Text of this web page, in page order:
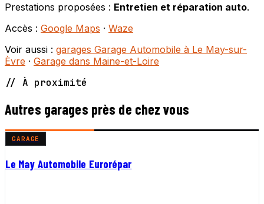
Prestations proposées : Entretien et réparation auto.
Accès : Google Maps · Waze
Voir aussi : garages Garage Automobile à Le May-sur-
Èvre · Garage dans Maine-et-Loire
// À proximité
Autres garages près de chez vous
GARAGE
Le May Automobile Eurorépar